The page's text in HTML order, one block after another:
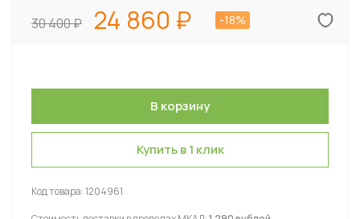
30 400 24 860 -18%
Купить в 1 клик
Код товара:1204961